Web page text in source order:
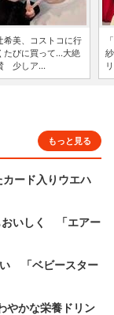
希美、コストコに行
たびに買って...大絶
少しア...
もっと見る
ード入りウエハ
おいしく 「エアー
い 「ベビースター
やかな栄養ドリン